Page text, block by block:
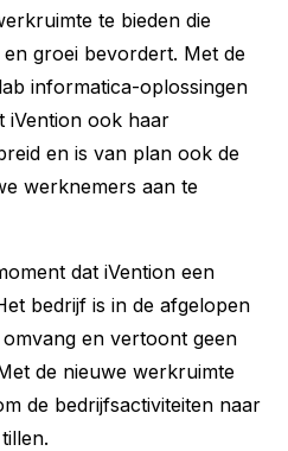
te bieden die
groei bevordert. Met de
informatica-oplossingen
iVention ook haar
en is van plan ook de
werknemers aan te
dat iVention een
bedrijf is in de afgelopen
en vertoont geen
de nieuwe werkruimte
de bedrijfsactiviteiten naar